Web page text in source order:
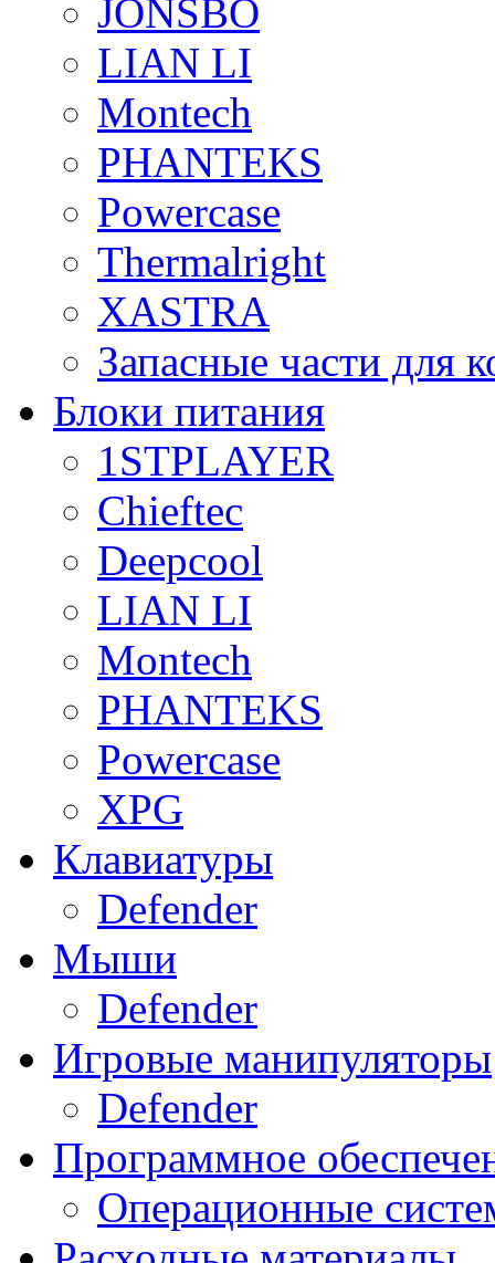
JONSBO
LIAN LI
Montech
PHANTEKS
Powercase
Thermalright
XASTRA
Запасные части для
Блоки питания
1STPLAYER
Chieftec
Deepcool
LIAN LI
Montech
PHANTEKS
Powercase
XPG
Клавиатуры
Defender
Мыши
Defender
Игровые манипуляторы
Defender
Программное
Операционные